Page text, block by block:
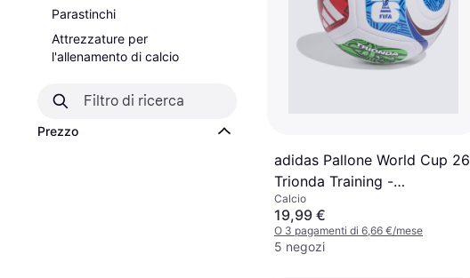
Parastinchi
Attrezzature per
l'allenamento di calcio
Prezzo
adidas Pallone World Cup 26
Trionda Training -
Trnwhite/Royblu/Solblu
Calcio
19,99 €
O 3 pagamenti di 6,66 €/mese
5 negozi